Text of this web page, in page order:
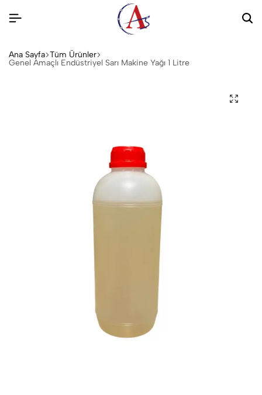
Ana Sayfa Tüm Ürünler
Genel Amaçlı Endüstriyel Sarı Makine Yağı 1 Litre